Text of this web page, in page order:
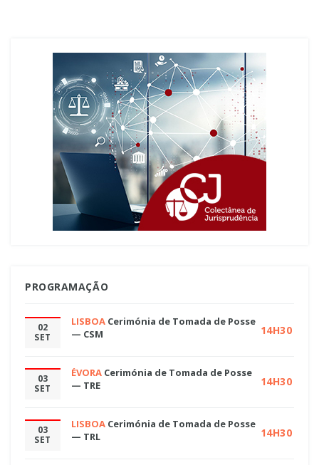
PROGRAMAÇÃO
02
SET
LISBOA Cerimónia de Tomada de Posse
— CSM
14H30
03
SET
ÉVORA Cerimónia de Tomada de Posse
— TRE
14H30
03
SET
LISBOA Cerimónia de Tomada de Posse
— TRL
14H30